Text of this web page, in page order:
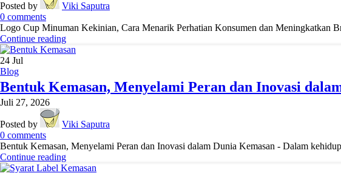
Posted by
Viki Saputra
0 comments
Logo Cup Minuman Kekinian, Cara Menarik Perhatian Konsumen dan Meningkatkan
Continue reading
24 Jul
Blog
Bentuk Kemasan, Menyelami Peran dan Inovasi
Juli 27, 2026
Posted by
Viki Saputra
0 comments
Bentuk Kemasan, Menyelami Peran dan Inovasi dalam Dunia Kemasan - Dalam
Continue reading